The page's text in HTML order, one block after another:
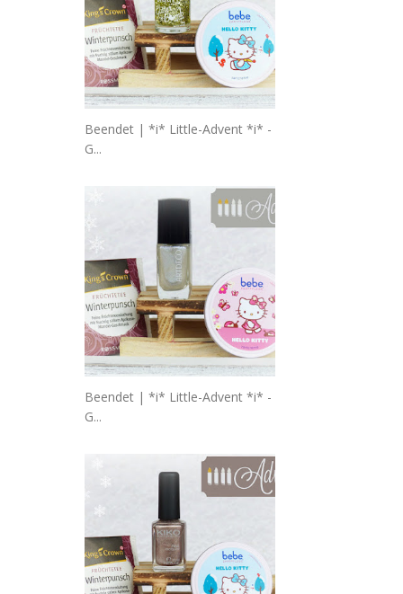
Beendet | *i* Little-Advent *i* -
G...
Beendet | *i* Little-Advent *i* -
G...